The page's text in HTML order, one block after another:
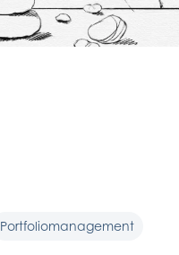
Portfoliomanagement